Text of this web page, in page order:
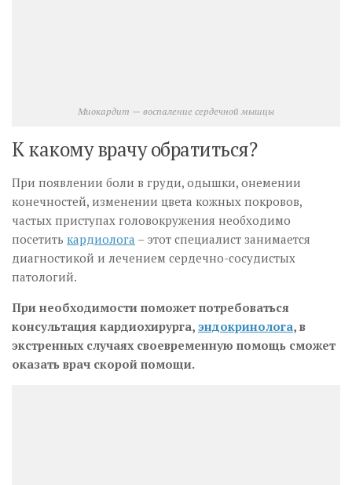
Миокардит — воспаление сердечной мышцы
К какому врачу обратиться?
При появлении боли в груди, одышки, онемении
конечностей, изменении цвета кожных покровов,
частых приступах головокружения необходимо
посетить кардиолога – этот специалист занимается
диагностикой и лечением сердечно-сосудистых
патологий.
При необходимости поможет потребоваться
консультация кардиохирурга, эндокринолога, в
экстренных случаях своевременную помощь сможет
оказать врач скорой помощи.